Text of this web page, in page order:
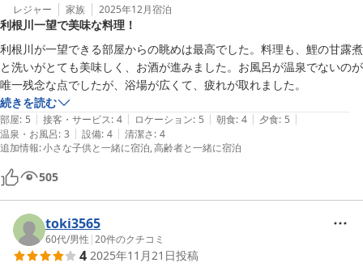
レジャー 家族 2025年12月宿泊
利根川一望で美味な料理！
利根川が一望できる部屋からの眺めは最高でした。料理も、鯉の甘露煮
と洗いがとても美味しく、お酒が進みました。お風呂が温泉でないのが
唯一残念な点でしたが、浴場が広くて、疲れが取れました。
続きを読む
部屋: 5 | 接客・サービス: 4 | ロケーション: 5 | 朝食: 4 | 夕食: 5 |
温泉・お風呂: 3 | 設備: 4 | 清潔さ: 4
追加情報:小さな子供と一緒に宿泊 高齢者と一緒に宿泊
505
toki3565
60代/男性 |20件のクチコミ
4 2025年11月21日投稿